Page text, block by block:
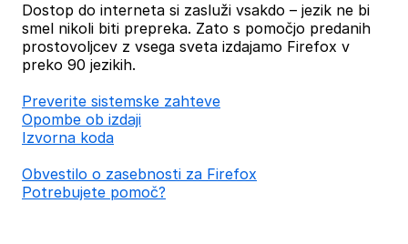
Dostop do interneta si zasluži vsakdo – jezik ne bi
smel nikoli biti prepreka. Zato s pomočjo predanih
prostovoljcev z vsega sveta izdajamo Firefox v
preko 90 jezikih.
Preverite sistemske zahteve
Opombe ob izdaji
Izvorna koda
Obvestilo o zasebnosti za Firefox
Potrebujete pomoč?